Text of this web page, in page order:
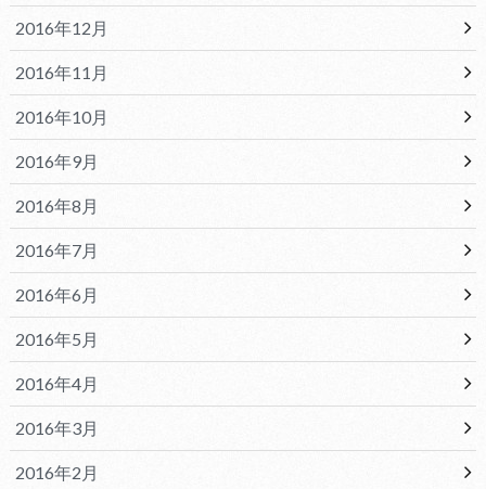
2016年12月
2016年11月
2016年10月
2016年9月
2016年8月
2016年7月
2016年6月
2016年5月
2016年4月
2016年3月
2016年2月